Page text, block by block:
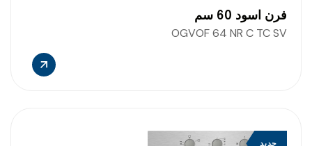
فرن اسود 60 سم
OGVOF 64 NR C TC SV
جديد